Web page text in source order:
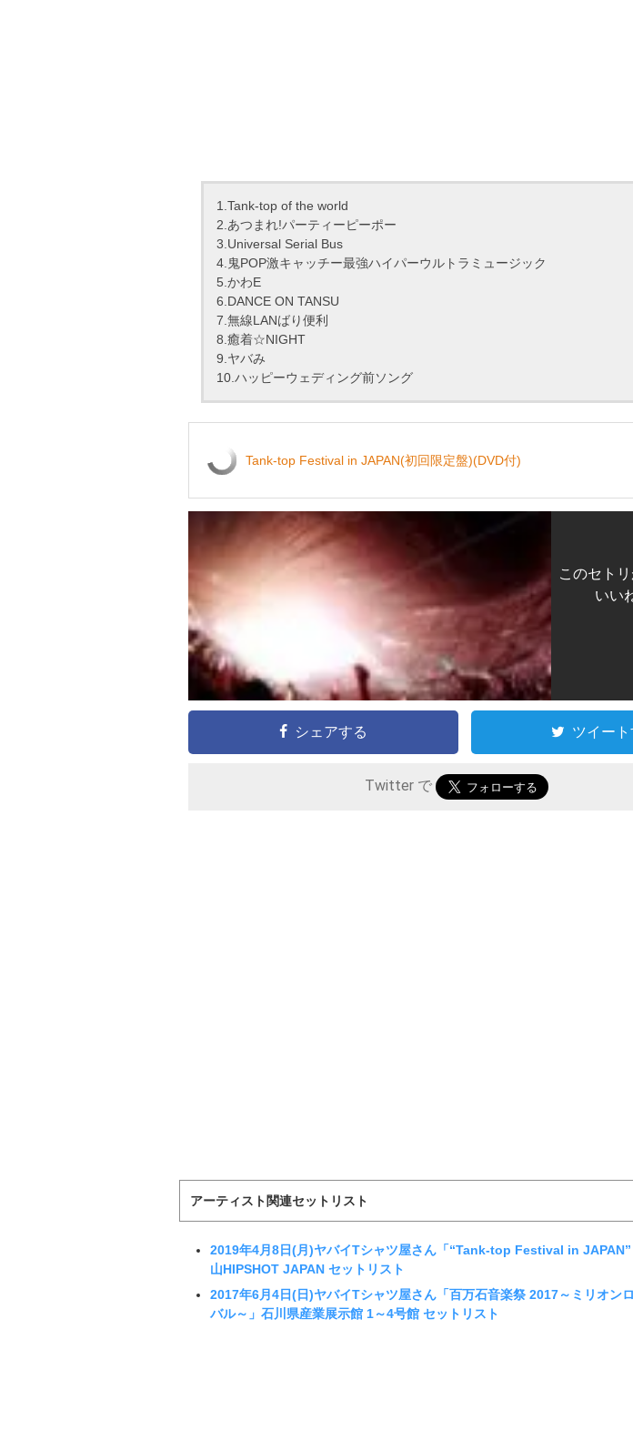
1.Tank-top of the world
2.あつまれ!パーティーピーポー
3.Universal Serial Bus
4.鬼POP激キャッチー最強ハイパーウルトラミュージック
5.かわE
6.DANCE ON TANSU
7.無線LANばり便利
8.癒着☆NIGHT
9.ヤバみ
10.ハッピーウェディング前ソング
Tank-top Festival in JAPAN(初回限定盤)(DVD付)
このセト
いい
シェアする ツイート
Twitter で
アーティスト関連セットリスト
2019年4月8日(月)ヤバイTシャツ屋さん「“Tank-top Festival in
山HIPSHOT JAPAN セットリスト
2017年6月4日(日)ヤバイTシャツ屋さん「百万石音楽祭 2017～ミリオン
バル～」石川県産業展示館 1～4号館 セットリスト